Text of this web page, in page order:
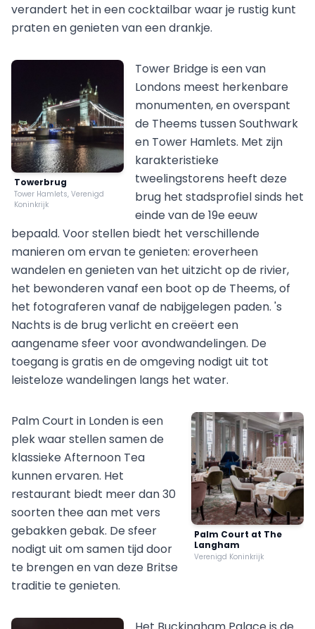
verandert het in een cocktailbar waar je rustig kunt
praten en genieten van een drankje.
Towerbrug
Tower Hamlets, Verenigd
Koninkrijk
Tower Bridge is een van
Londons meest herkenbare
monumenten, en overspant
de Theems tussen Southwark
en Tower Hamlets. Met zijn
karakteristieke
tweelingstorens heeft deze
brug het stadsprofiel sinds het
einde van de 19e eeuw
bepaald. Voor stellen biedt het verschillende
manieren om ervan te genieten: eroverheen
wandelen en genieten van het uitzicht op de rivier,
het bewonderen vanaf een boot op de Theems, of
het fotograferen vanaf de nabijgelegen paden. 's
Nachts is de brug verlicht en creëert een
aangename sfeer voor avondwandelingen. De
toegang is gratis en de omgeving nodigt uit tot
leisteloze wandelingen langs het water.
Palm Court at The
Langham
Verenigd Koninkrijk
Palm Court in Londen is een
plek waar stellen samen de
klassieke Afternoon Tea
kunnen ervaren. Het
restaurant biedt meer dan 30
soorten thee aan met vers
gebakken gebak. De sfeer
nodigt uit om samen tijd door
te brengen en van deze Britse
traditie te genieten.